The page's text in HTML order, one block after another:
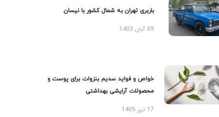
باربری تهران به شمال کشور با نیسان
09 آبان 1403
خواص و فواید سدیم بنزوات برای پوست و
محصولات آرایشی بهداشتی
17 تیر 1405